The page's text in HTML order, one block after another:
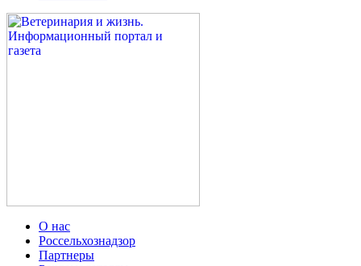
О нас
Россельхознадзор
Партнеры